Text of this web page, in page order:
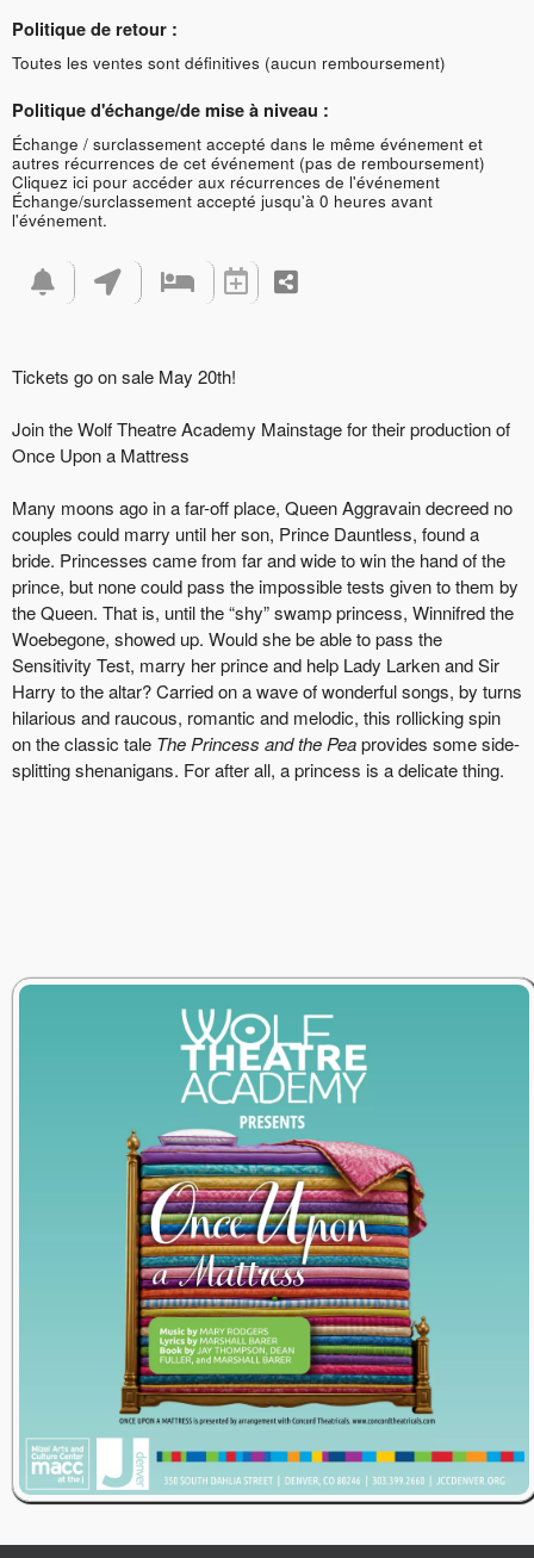
Politique de retour :
Toutes les ventes sont définitives (aucun remboursement)
Politique d'échange/de mise à niveau :
Échange / surclassement accepté dans le même événement et
autres récurrences de cet événement (pas de remboursement)
Cliquez ici pour accéder aux récurrences de l'événement
Échange/surclassement accepté jusqu'à 0 heures avant
l'événement.
Tickets go on sale May 20th!
Join the Wolf Theatre Academy Mainstage for their production of
Once Upon a Mattress
Many moons ago in a far-off place, Queen Aggravain decreed no
couples could marry until her son, Prince Dauntless, found a
bride. Princesses came from far and wide to win the hand of the
prince, but none could pass the impossible tests given to them by
the Queen. That is, until the “shy” swamp princess, Winnifred the
Woebegone, showed up. Would she be able to pass the
Sensitivity Test, marry her prince and help Lady Larken and Sir
Harry to the altar? Carried on a wave of wonderful songs, by turns
hilarious and raucous, romantic and melodic, this rollicking spin
on the classic tale The Princess and the Peaprovides some side-
splitting shenanigans. For after all, a princess is a delicate thing.